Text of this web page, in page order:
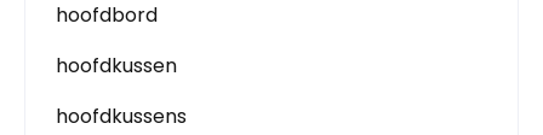
hoofdbord
hoofdkussen
hoofdkussens